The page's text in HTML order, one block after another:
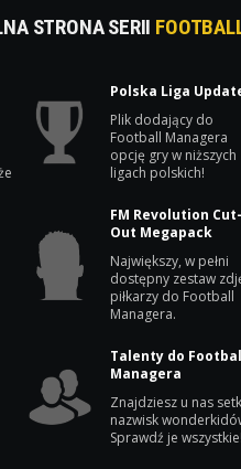
STRONA SERII
Polska Liga
Plik dodający do
Football Managera
opcję gry w niższych
ligach polskich!
FM Revolution
Out Megapack
Największy, w pełni
dostępny zestaw
piłkarzy do Football
Managera.
Talenty do
Managera
Znajdziesz u nas
nazwisk
Sprawdź je